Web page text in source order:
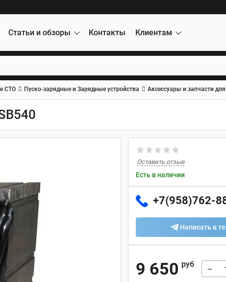
Статьи и обзоры Контакты Клиентам
СТО Пуско-зарядные и Зарядные устройства Аксессуары и запчасти
Оставить отзыв
Есть в наличии
+7(958)762-
Написать в
9 650 руб −